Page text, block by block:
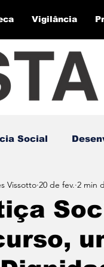
Vigilância
Social
Vissotto 20 de fev. 2 min